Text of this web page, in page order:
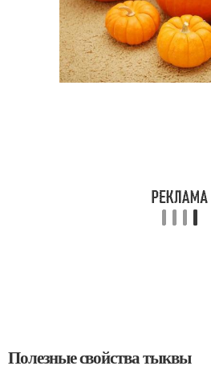
Полезные свойства тыквы